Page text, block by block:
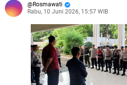
Rosmawati
Rabu, 10 Juni 2026, 15:57 WIB